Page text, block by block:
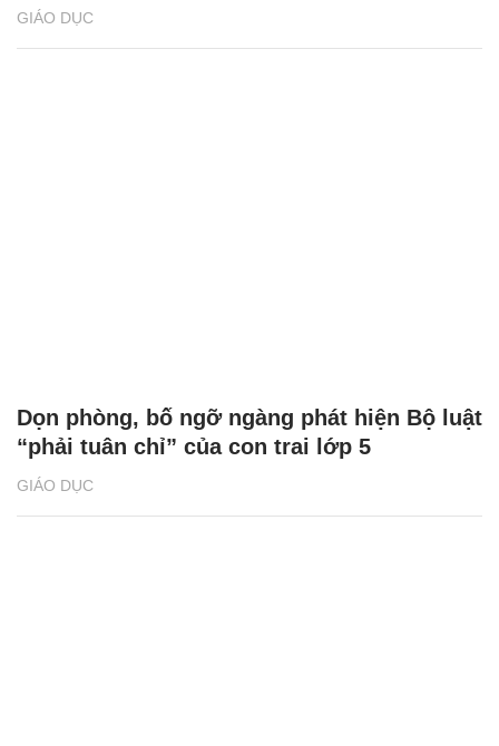
GIÁO DỤC
GIÁO DỤC
Dọn phòng, bố ngỡ ngàng phát hiện Bộ luật
“phải tuân chỉ” của con trai lớp 5